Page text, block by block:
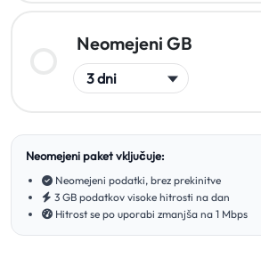
Neomejeni GB
Neomejeni paket vključuje:
Neomejeni podatki, brez prekinitve
3 GB podatkov visoke hitrosti na dan
Hitrost se po uporabi zmanjša na 1 Mbps